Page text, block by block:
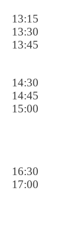
13:15
13:30
13:45
14:30
14:45
15:00
16:30
17:00